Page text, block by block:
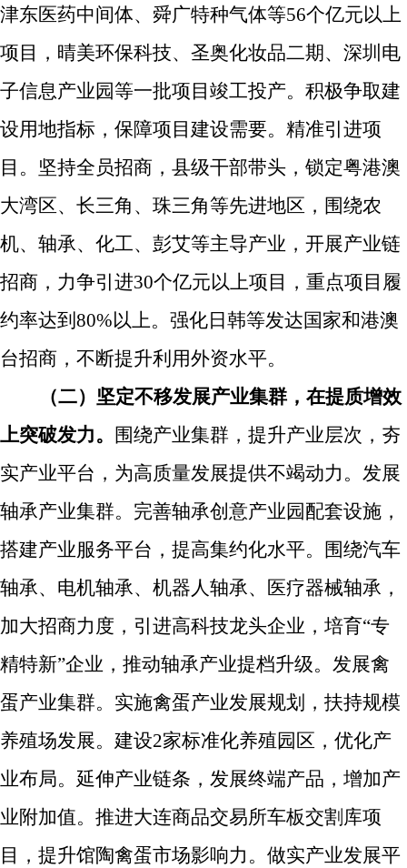
津东医药中间体、舜广特种气体等56个亿元以上
项目，晴美环保科技、圣奥化妆品二期、深圳电
子信息产业园等一批项目竣工投产。积极争取建
设用地指标，保障项目建设需要。 精准引进项
目。 坚持全员招商，县级干部带头， 锁定粤港澳
大湾区、长三角、珠三角等先进地区，围绕农
机、轴承、化工、彭艾等主导产业，开展产业链
招商，力争引进30个亿元以上项目，重点项目 履
约率达到 80%以上。强化日韩等发达国家和港澳
台招商，不断提升利用外资水平。
（二）坚定不移发展产业集群，在提质增效
上突破发力。
围绕产业集群，提升产业层次，夯
实产业平台，为高质量发展提供不竭动力。 发展
轴承产业集群。 完善轴承创意产业园配套设施，
搭建产业服务平台，提高集约化水平。围绕汽车
轴承、电机轴承、机器人轴承、医疗器械轴承，
加大招商力度，引进高科技龙头企业，培育“专
精特新”企业，推动轴承产业提档升级。 发展禽
蛋产业集群。实施禽蛋产业发展规划，扶持规模
养殖场发展。 建设2家标准化养殖园区， 优化产
业布局。延伸产业链条，发展终端产品，增加产
业附加值。推进大连商品交易所车板交割库项
目，提升馆陶禽蛋市场影响力。 做实产业发展平